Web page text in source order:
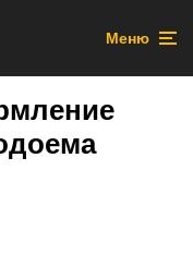
Меню